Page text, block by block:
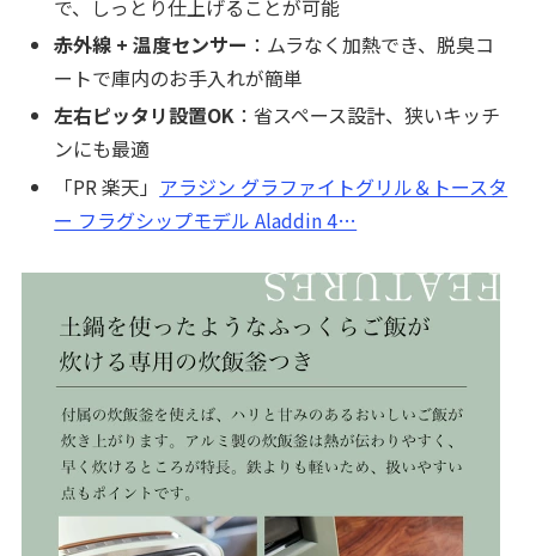
で、しっとり仕上げることが可能
赤外線 + 温度センサー ：ムラなく加熱でき、脱臭コ
ートで庫内のお手入れが簡単
左右ピッタリ設置OK ：省スペース設計、狭いキッチ
ンにも最適
「PR 楽天」 アラジン グラファイトグリル＆トースタ
ー フラグシップモデル Aladdin 4…